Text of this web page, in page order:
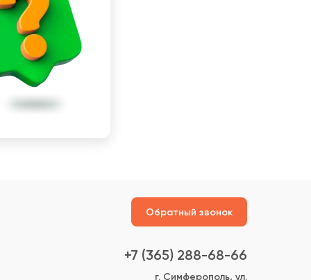
Обратный звонок
+7 (365) 288-68-66
г. Симферополь, ул.